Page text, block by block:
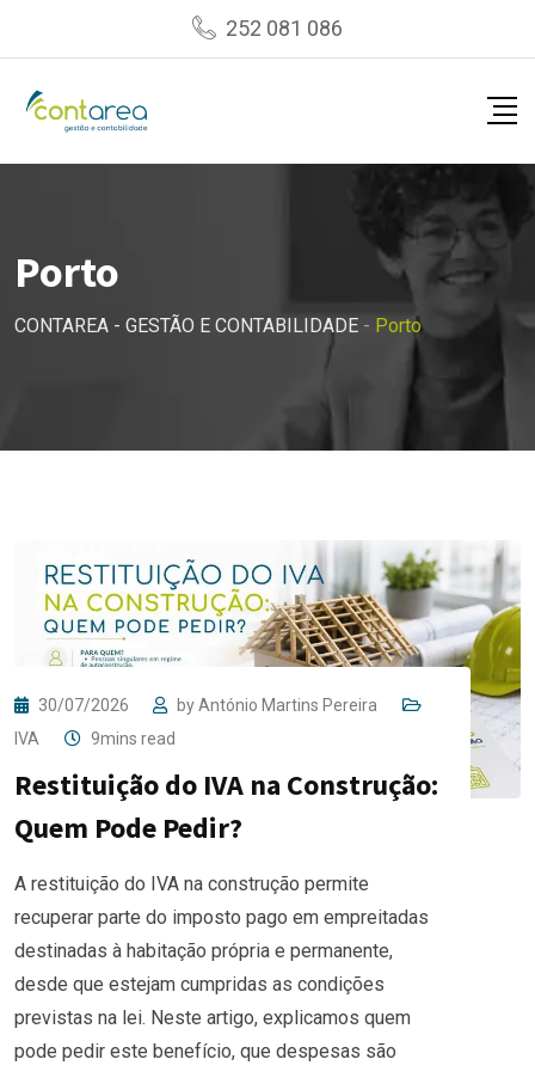
252 081 086
Porto
CONTAREA - GESTÃO E CONTABILIDADE - Porto
30/07/2026 byAntónio Martins Pereira
IVA
9mins read
Restituição do IVA na Construção:
Quem Pode Pedir?
A restituição do IVA na construção permite
recuperar parte do imposto pago em empreitadas
destinadas à habitação própria e permanente,
desde que estejam cumpridas as condições
previstas na lei. Neste artigo, explicamos quem
pode pedir este benefício, que despesas são